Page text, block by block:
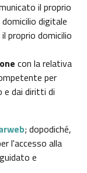
il proprio
digitale
proprio domicilio
con la relativa
per
e dai diritti di
; dopodiché,
l'accesso alla
e